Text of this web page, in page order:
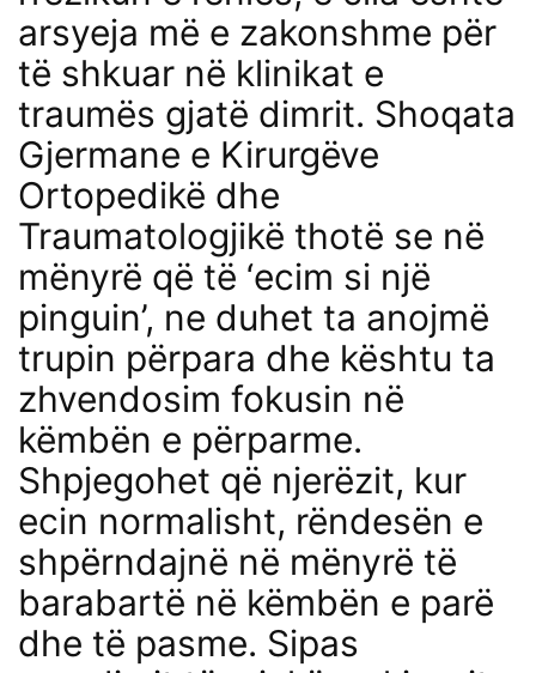
arsyeja më e zakonshme për
të shkuar në klinikat e
traumës gjatë dimrit. Shoqata
Gjermane e Kirurgëve
Ortopedikë dhe
Traumatologjikë thotë se në
mënyrë që të ‘ecim si një
pinguin’, ne duhet ta anojmë
trupin përpara dhe kështu ta
zhvendosim fokusin në
këmbën e përparme.
Shpjegohet që njerëzit, kur
ecin normalisht, rëndesën e
shpërndajnë në mënyrë të
barabartë në këmbën e parë
dhe të pasme. Sipas